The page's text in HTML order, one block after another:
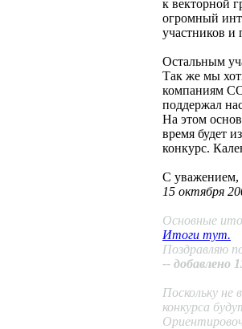
к векторной
огромный
участников и
Остальным
Так же мы
компаниям
поддержал
На этом
время будет
конкурс.
С уважением,
15 октября
Основные
Итоги тут.
Поздравляю
-- добавлено
Поскольку
конкурса